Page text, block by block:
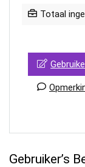
Totaal
Gebruiker’s